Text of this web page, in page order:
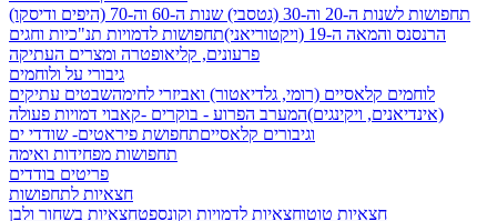
תחפושות לשנות ה-20 וה-30 (גטסבי)
שנות ה-60 וה-70 (היפים ודיסקו)
הרנסנס והמאה ה-19 (ויקטוריאני)
תחפושות לדמויות תנ"כיות וחגים
פרעונים, קליאופטרה ומצרים העתיקה
גיבורי על ולוחמים
לוחמים קלאסיים (רומי, גלדיאטור) ואביזרי לחימהשבטים עתיקים
(אינדיאנים, ויקינגים)המערב הפרוע - בוקרים -קאבוי דמויות פעולה
וגיבורים קלאסייםתחפושת פיראטים- שודדי ים
תחפושות מפחידות ואימה
פריטים בודדים
חצאיות לתחפושות
חצאיות טוטוחצאיות לדמויות וקונספטחצאיות בשחור ולבן